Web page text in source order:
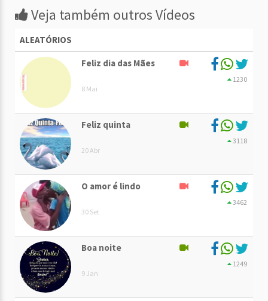
Veja também outros Vídeos
ALEATÓRIOS
Feliz dia das Mães
8 Mai
1230
Feliz quinta
20 Abr
3118
O amor é lindo
30 Set
3462
Boa noite
9 Jan
1249